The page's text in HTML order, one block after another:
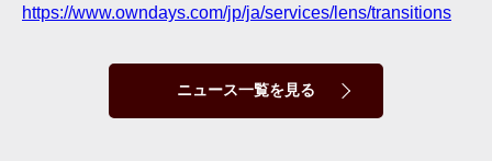
https://www.owndays.com/jp/ja/services/lens/transitions
ニュース一覧を見る